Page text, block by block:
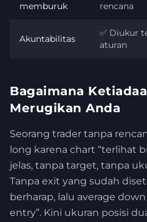
memburuk
rencana
Akuntabilitas
✅ Diukur
aturan
Bagaimana
Merugikan Anda
Seorang trader tanpa
long karena chart “terlihat
jelas, tanpa target, tanpa
Tanpa exit yang sudah
berharap, lalu average
entry”. Kini ukuran posisi